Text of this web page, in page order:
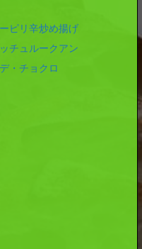
ピリ辛炒め揚げ
チュルークアン
・チョクロ